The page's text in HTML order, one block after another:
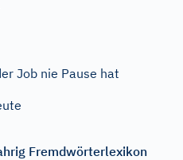
Job nie Pause hat
Fremdwörterlexikon